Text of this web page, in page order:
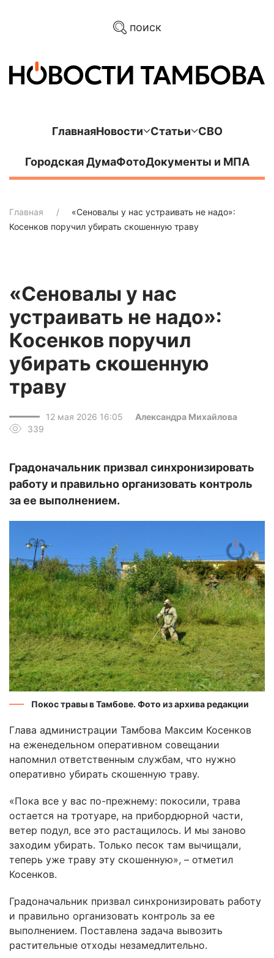
поиск
ГлавнаяНовости Статьи СВО
Городская ДумаФотоДокументы и МПА
Главная
«Сеновалы у нас устраивать не надо»:
Косенков поручил убирать скошенную траву
«Сеновалы у нас
устраивать не надо»:
Косенков поручил
убирать скошенную
траву
12 мая 2026 16:05
Александра Михайлова
339
Градоначальник призвал синхронизировать
работу и правильно организовать контроль
за ее выполнением.
Покос травы в Тамбове. Фото из архива редакции
Глава администрации Тамбова Максим Косенков
на еженедельном оперативном совещании
напомнил ответственным службам, что нужно
оперативно убирать скошенную траву.
«Пока все у вас по-прежнему: покосили, трава
остается на тротуаре, на прибордюрной части,
ветер подул, все это растащилось. И мы заново
заходим убирать. Только песок там вычищали,
теперь уже траву эту скошенную», – отметил
Косенков.
Градоначальник призвал синхронизировать работу
и правильно организовать контроль за ее
выполнением. Поставлена задача вывозить
растительные отходы незамедлительно.